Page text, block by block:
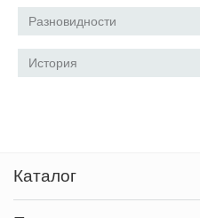
Разновидности
История
Каталог